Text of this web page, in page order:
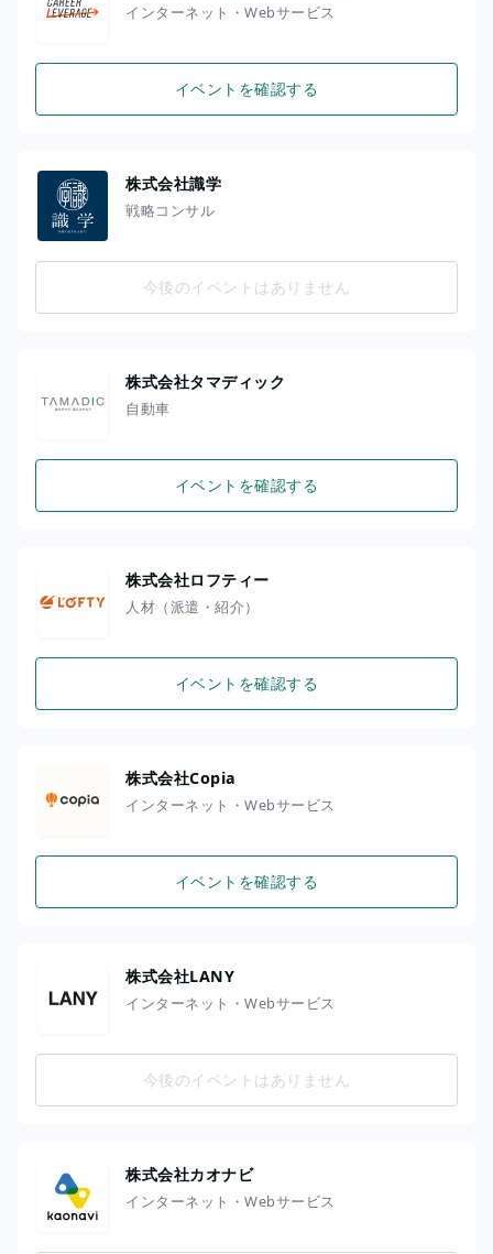
インターネット・Webサービス
イベントを確認する
株式会社識学
戦略コンサル
今後のイベントはありません
株式会社タマディック
自動車
イベントを確認する
株式会社ロフティー
人材（派遣・紹介）
イベントを確認する
株式会社Copia
インターネット・Webサービス
イベントを確認する
株式会社LANY
インターネット・Webサービス
今後のイベントはありません
株式会社カオナビ
インターネット・Webサービス